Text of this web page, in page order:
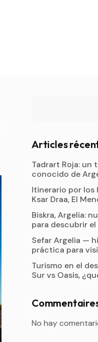
Articles
Tadrart Roja: un
conocido de
Itinerario por los
Ksar Draa, El
Biskra, Argelia:
para descubrir el
Sefar Argelia —
práctica para
Turismo en el
Sur vs Oasis,
No hay